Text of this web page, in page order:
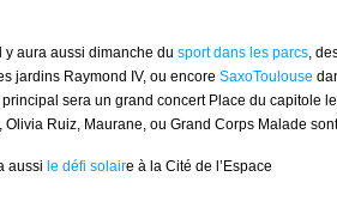
aura aussi dimanche du sport dans les parcs,
jardins Raymond IV, ou encore SaxoToulouse
sera un grand concert Place du capitole
Olivia Ruiz, Maurane, ou Grand Corps Malade
aussi le défi solaire à la Cité de l’Espace